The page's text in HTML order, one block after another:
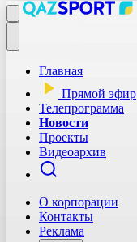
Главная
Прямой эфир
Телепрограмма
Новости
Проекты
Видеоархив
О корпорации
Контакты
Реклама